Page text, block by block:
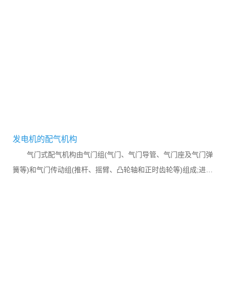
发电机的配气机构
气门式配气机构由气门组(气门、气门导管、气门座及气门弹
簧等)和气门传动组(推杆、摇臂、凸轮轴和正时齿轮等)组成;进排